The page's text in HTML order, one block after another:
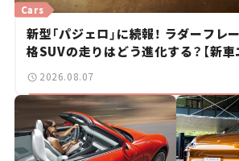
新型「パジェロ」に続報！ ラダーフ
格SUVの走りはどう進化する？【新車
Cars
2026.08.07